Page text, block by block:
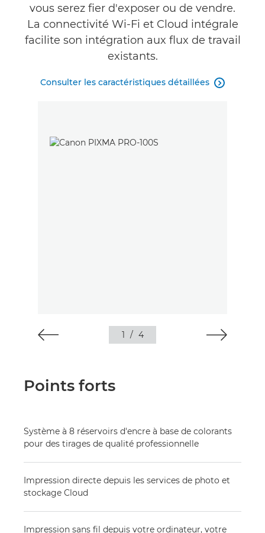
vous serez fier d'exposer ou de vendre.
La connectivité Wi-Fi et Cloud intégrale
facilite son intégration aux flux de travail
existants.
Consulter les caractéristiques détaillées 
1 / 4
Points forts
Système à 8 réservoirs d'encre à base de colorants
pour des tirages de qualité professionnelle
Impression directe depuis les services de photo et
stockage Cloud
Impression sans fil depuis votre ordinateur, votre